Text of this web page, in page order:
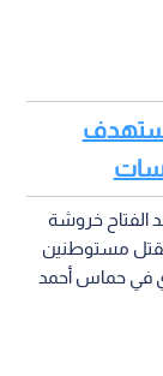
يستهدف
الفتاح خروشة
مقتل مستوطنين
في حماس أحمد